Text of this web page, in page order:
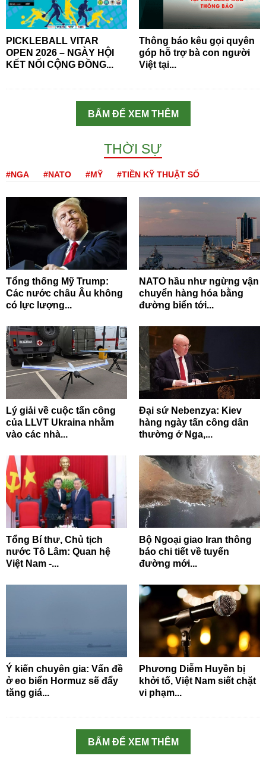
PICKLEBALL VITAR
OPEN 2026 – NGÀY HỘI
KẾT NỐI CỘNG ĐỒNG...
Thông báo kêu gọi quyên
góp hỗ trợ bà con người
Việt tại...
BẤM ĐỂ XEM THÊM
THỜI SỰ
#NGA #NATO #MỸ #TIỀN KỸ THUẬT SỐ
Tổng thống Mỹ Trump:
Các nước châu Âu không
có lực lượng...
NATO hầu như ngừng vận
chuyển hàng hóa bằng
đường biển tới...
Lý giải về cuộc tấn công
của LLVT Ukraina nhằm
vào các nhà...
Đại sứ Nebenzya: Kiev
hàng ngày tấn công dân
thường ở Nga,...
Tổng Bí thư, Chủ tịch
nước Tô Lâm: Quan hệ
Việt Nam -...
Bộ Ngoại giao Iran thông
báo chi tiết về tuyến
đường mới...
Ý kiến chuyên gia: Vấn đề
ở eo biển Hormuz sẽ đẩy
tăng giá...
Phương Diễm Huyền bị
khởi tố, Việt Nam siết chặt
vi phạm...
BẤM ĐỂ XEM THÊM